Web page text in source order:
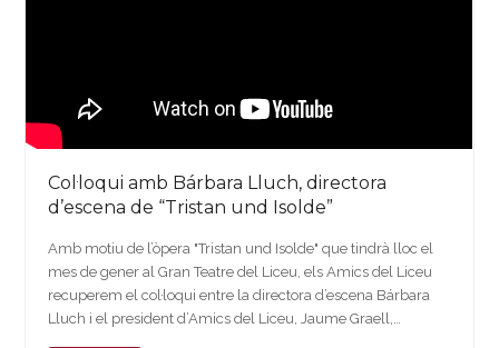
Col·loqui amb Bárbara Lluch, directora
d’escena de “Tristan und Isolde”
Amb motiu de l’òpera "Tristan und Isolde" que tindrà lloc el
mes de gener al Gran Teatre del Liceu, els Amics del Liceu
recuperem el col·loqui entre la directora d’escena Bárbara
Lluch i el president d’Amics del Liceu, Jaume Graell,…